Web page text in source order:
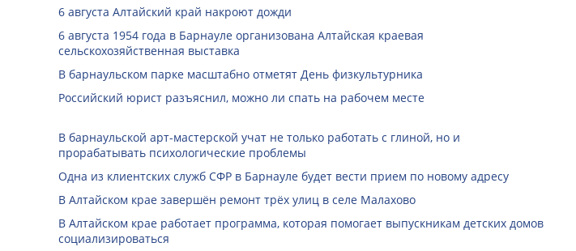
6 августа Алтайский край накроют дожди
6 августа 1954 года в Барнауле организована Алтайская краевая
сельскохозяйственная выставка
В барнаульском парке масштабно отметят День физкультурника
Российский юрист разъяснил, можно ли спать на рабочем месте
В барнаульской арт-мастерской учат не только работать с глиной, но и
прорабатывать психологические проблемы
Одна из клиентских служб СФР в Барнауле будет вести прием по новому адресу
В Алтайском крае завершён ремонт трёх улиц в селе Малахово
В Алтайском крае работает программа, которая помогает выпускникам детских домов
социализироваться